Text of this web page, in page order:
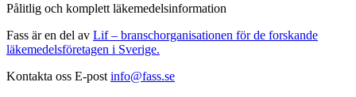
Pålitlig och komplett läkemedelsinformation
Fass är en del av Lif – branschorganisationen för de forskande
läkemedelsföretagen i Sverige.
Kontakta oss E-post info@fass.se